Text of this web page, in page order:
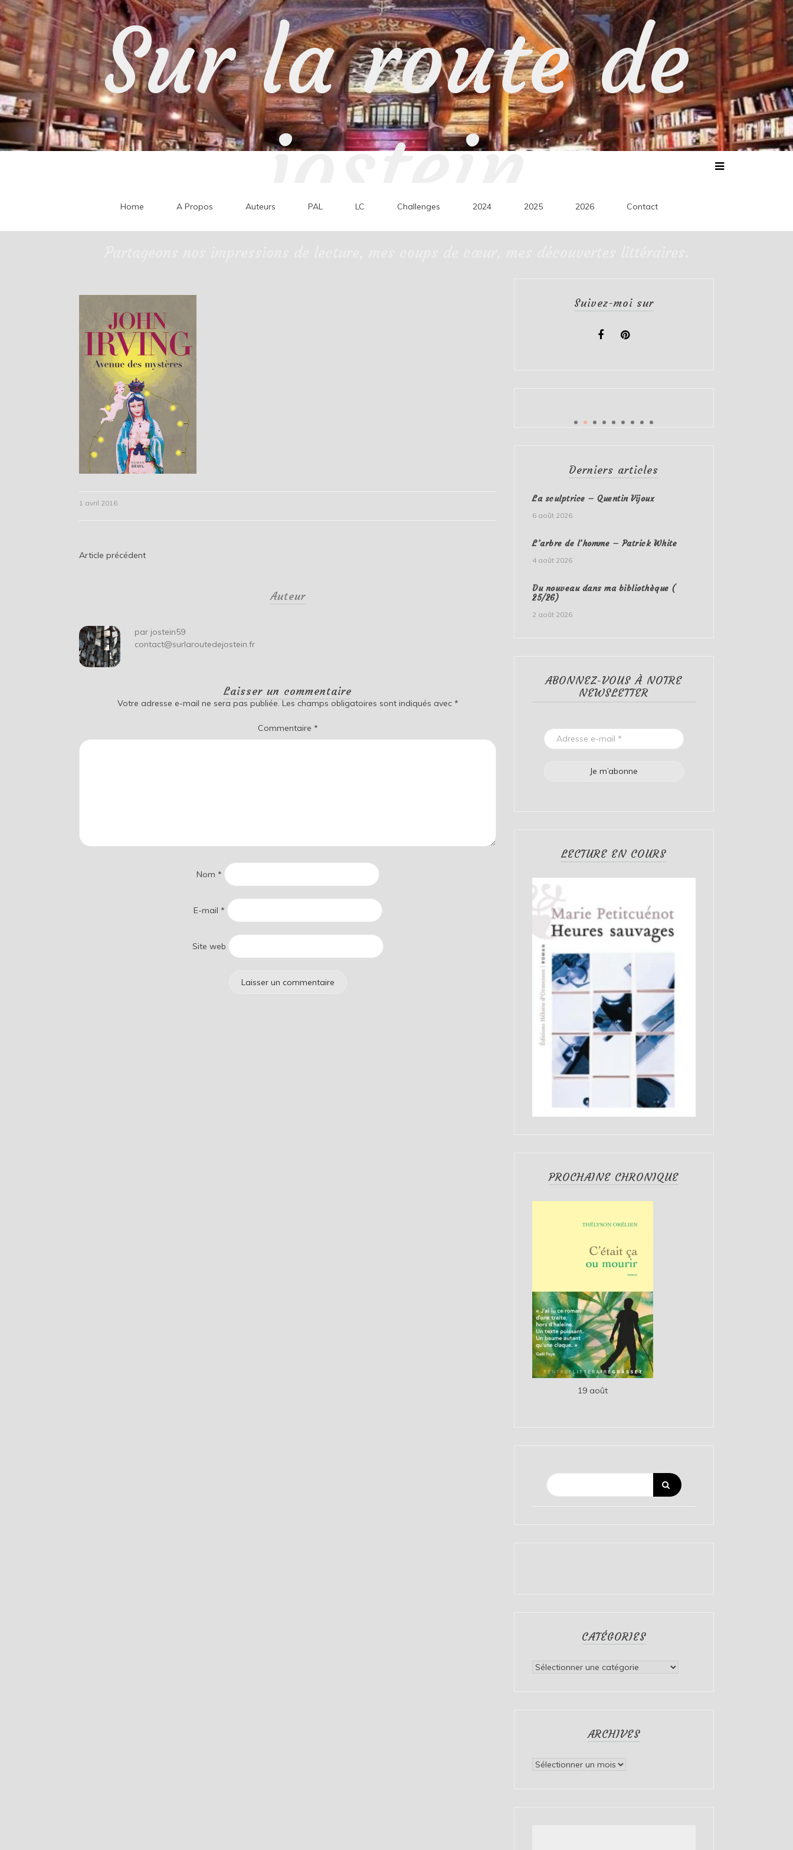
Skip
to
content
Sur la route de
jostein
Home A Propos Auteurs PAL LC Challenges 2024 2025 2026 Contact
1 avril 2016
Navigation
Article précédent
Auteur
par jostein59
contact@surlaroutedejostein.fr
Laisser un commentaire
Votre adresse e-mail ne sera pas publiée. Les champs obligatoires sont indiqués avec *
Commentaire *
Nom *
E-mail *
Site web
Suivez-moi sur
Derniers articles
La sculptrice – Quentin Vijoux
6 août 2026
L’arbre de l’homme – Patrick White
4 août 2026
Du nouveau dans ma bibliothèque (
25/26)
2 août 2026
ABONNEZ-VOUS À NOTRE
NEWSLETTER
LECTURE EN COURS
PROCHAINE CHRONIQUE
19 août
CATÉGORIES
Catégories
ARCHIVES
Archives